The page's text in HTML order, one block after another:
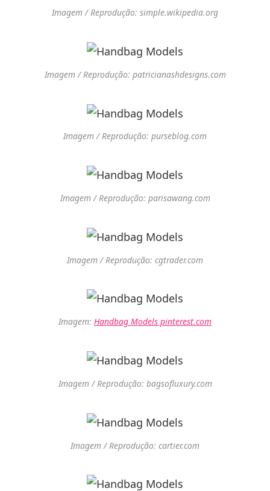
Imagem / Reprodução: simple.wikipedia.org
Imagem / Reprodução: patricianashdesigns.com
Imagem / Reprodução: purseblog.com
Imagem / Reprodução: parisawang.com
Imagem / Reprodução: cgtrader.com
Imagem: Handbag Models pinterest.com
Imagem / Reprodução: bagsofluxury.com
Imagem / Reprodução: cartier.com